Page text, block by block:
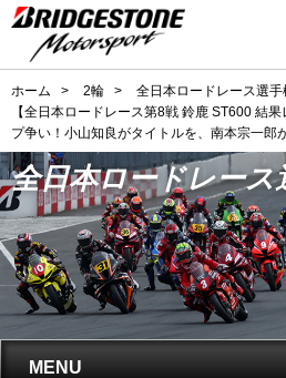
ホーム > 2輪 > 全日本ロードレース選手
【全日本ロードレース第8戦 鈴鹿 ST600 結
プ争い！小山知良がタイトルを、南本宗一郎
全日本ロードレース
MENU